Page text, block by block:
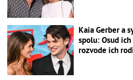
Kaia Gerber a
spolu: Osud
rozvode ich